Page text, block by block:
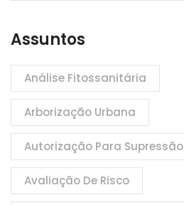
Assuntos
Análise Fitossanitária
Arborização Urbana
Autorização Para Supressão
Avaliação De Risco